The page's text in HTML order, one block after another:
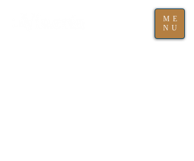
ME
NU